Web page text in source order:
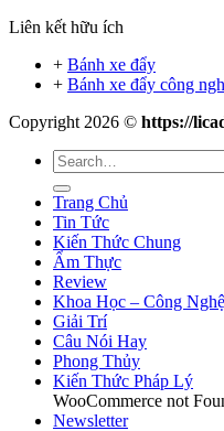
Liên kết hữu ích
+ Bánh xe đẩy
+ Bánh xe đẩy công
Copyright 2026 © https://
Trang Chủ
Tin Tức
Kiến Thức Chung
Ẩm Thực
Review
Khoa Học – Công Nghệ
Giải Trí
Câu Nói Hay
Phong Thủy
Kiến Thức Pháp Lý
WooCommerce not
Newsletter